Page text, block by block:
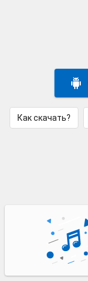
Как скачать?